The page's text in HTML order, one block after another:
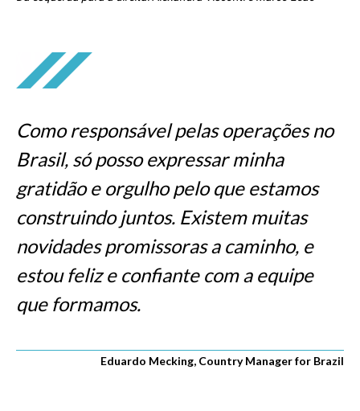
Como responsável pelas operações no
Brasil, só posso expressar minha
gratidão e orgulho pelo que estamos
construindo juntos. Existem muitas
novidades promissoras a caminho, e
estou feliz e confiante com a equipe
que formamos.
Eduardo Mecking, Country Manager for Brazil